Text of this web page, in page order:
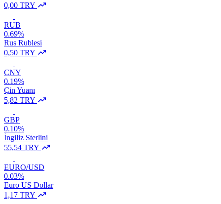
0,00 TRY
RUB
0.69%
Rus Rublesi
0,50 TRY
CNY
0.19%
Çin Yuanı
5,82 TRY
GBP
0.10%
İngiliz Sterlini
55,54 TRY
EURO/USD
0.03%
Euro US Dollar
1,17 TRY